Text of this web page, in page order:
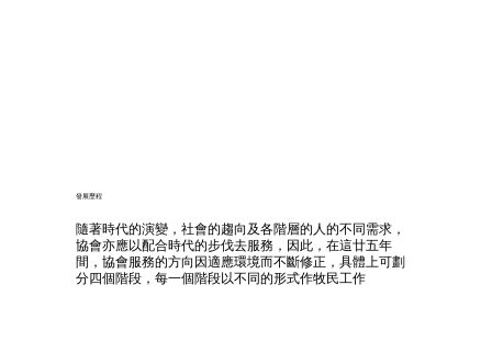
隨著時代的演變，社會的趨向及各階層的人的不同需求，
協會亦應以配合時代的步伐去服務，因此，在這廿五年
間，協會服務的方向因適應環境而不斷修正，具體上可劃
分四個階段，每一個階段以不同的形式作牧民工作
發展歷程